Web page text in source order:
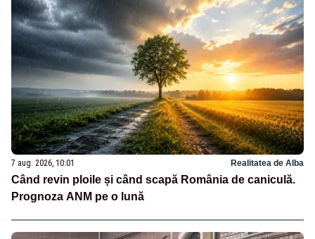
7 aug. 2026, 10:01 Realitatea de Alba
Când revin ploile și când scapă România de caniculă.
Prognoza ANM pe o lună